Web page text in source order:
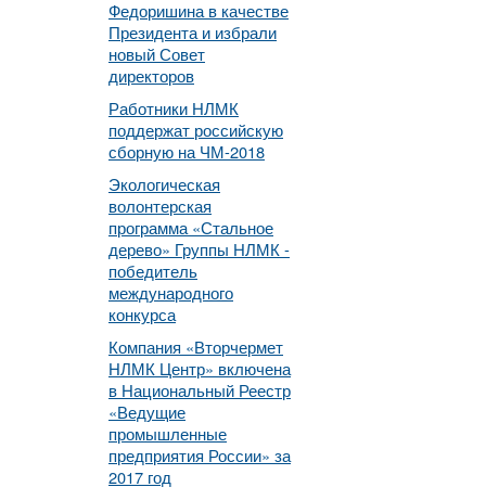
Федоришина в качестве
Президента и избрали
новый Совет
директоров
Работники НЛМК
поддержат российскую
сборную на ЧМ-2018
Экологическая
волонтерская
программа «Стальное
дерево» Группы НЛМК -
победитель
международного
конкурса
Компания «Вторчермет
НЛМК Центр» включена
в Национальный Реестр
«Ведущие
промышленные
предприятия России» за
2017 год